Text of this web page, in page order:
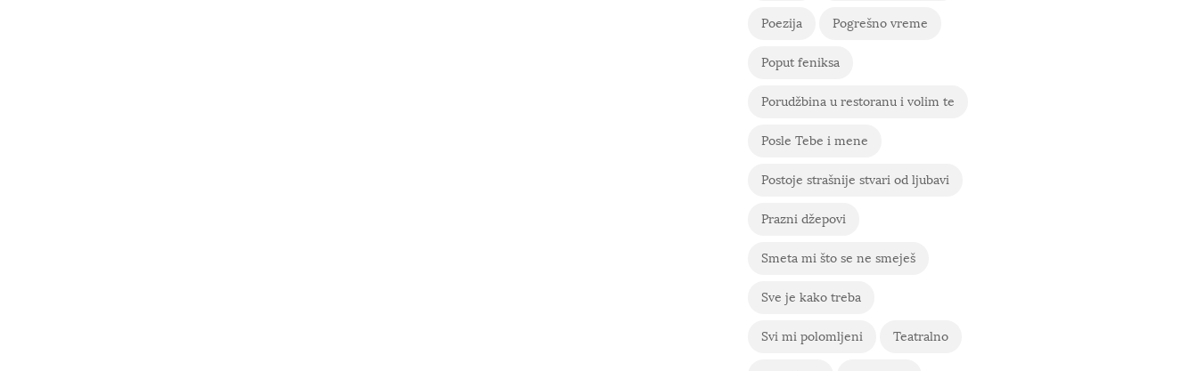
Poezija Pogrešno vreme
Poput feniksa
Porudžbina u restoranu i volim te
Posle Tebe i mene
Postoje strašnije stvari od ljubavi
Prazni džepovi
Smeta mi što se ne smeješ
Sve je kako treba
Svi mi polomljeni Teatralno